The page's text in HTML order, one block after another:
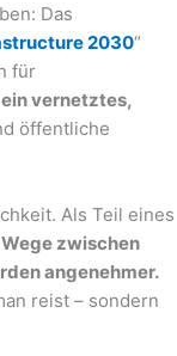
Das
2030“
für
vernetztes,
öffentliche
Als Teil eines
Wege zwischen
angenehmer.
reist – sondern